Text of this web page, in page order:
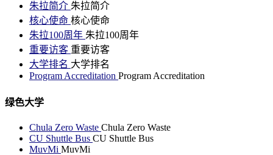
朱拉简介 朱拉简介
核心使命 核心使命
朱拉100周年 朱拉100周年
重要访客 重要访客
大学排名 大学排名
Program Accreditation Program Accreditation
绿色大学
Chula Zero Waste Chula Zero Waste
CU Shuttle Bus CU Shuttle Bus
MuvMi MuvMi